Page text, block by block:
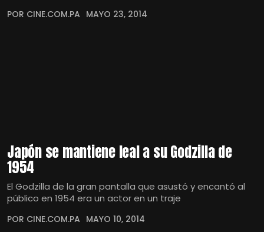
POR CINE.COM.PA MAYO 23, 2014
Japón se mantiene leal a su Godzilla de
1954
El Godzilla de la gran pantalla que asustó y encantó al
público en 1954 era un actor en un traje
POR CINE.COM.PA MAYO 10, 2014